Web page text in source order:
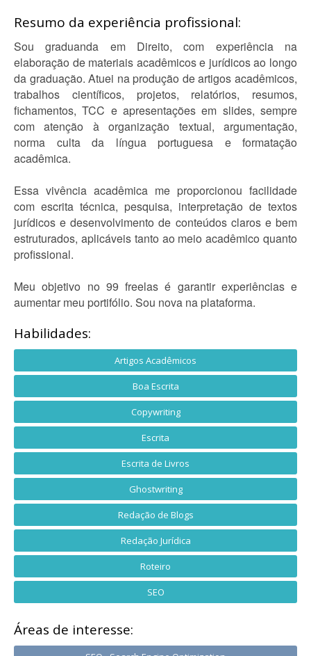
Resumo da experiência profissional:
Sou graduanda em Direito, com experiência na
elaboração de materiais acadêmicos e jurídicos ao longo
da graduação. Atuei na produção de artigos acadêmicos,
trabalhos científicos, projetos, relatórios, resumos,
fichamentos, TCC e apresentações em slides, sempre
com atenção à organização textual, argumentação,
norma culta da língua portuguesa e formatação
acadêmica.
Essa vivência acadêmica me proporcionou facilidade
com escrita técnica, pesquisa, interpretação de textos
jurídicos e desenvolvimento de conteúdos claros e bem
estruturados, aplicáveis tanto ao meio acadêmico quanto
profissional.
Meu objetivo no 99 freelas é garantir experiências e
aumentar meu portifólio. Sou nova na plataforma.
Habilidades:
Artigos Acadêmicos
Boa Escrita
Copywriting
Escrita
Escrita de Livros
Ghostwriting
Redação de Blogs
Redação Jurídica
Roteiro
SEO
Áreas de interesse: